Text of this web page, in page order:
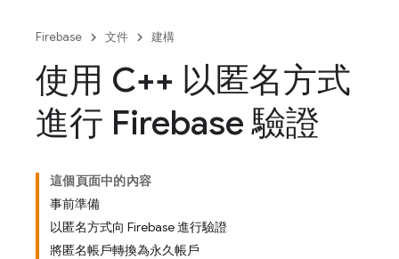
Firebase 文件 建構
使用 C++ 以匿名方式
進行 Firebase 驗證
這個頁面中的內容
事前準備
以匿名方式向 Firebase 進行驗證
將匿名帳戶轉換為永久帳戶